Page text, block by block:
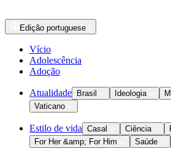
Edição portuguese
Vício
Adolescência
Adoção
Atualidade Brasil Ideologia
Vaticano
Estilo de vida Casal Ciência
For Her &amp; For Him
Saúde